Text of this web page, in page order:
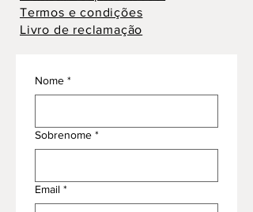
Termos e condições
Livro de reclamação
Nome *
Sobrenome *
Email *